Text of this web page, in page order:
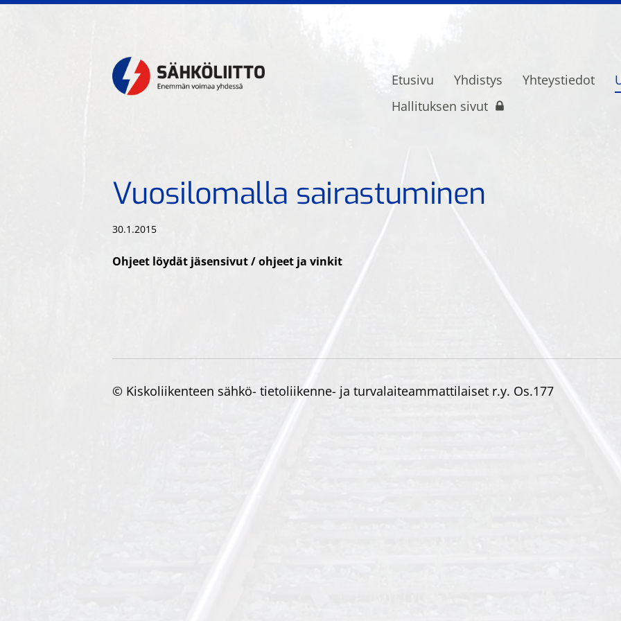
Kiskoliikenteen sähkö- tietoliikenne- ja
Etusivu Yhdistys Yhteystiedot
Hallituksen sivut
Vuosilomalla sairastuminen
30.1.2015
Ohjeet löydät jäsensivut / ohjeet ja vinkit
© Kiskoliikenteen sähkö- tietoliikenne- ja turvalaiteammattilaiset r.y. Os.177